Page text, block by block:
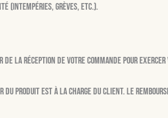
(intempéries, grèves, etc.).
de la réception de votre commande pour
du produit est à la charge du client. Le